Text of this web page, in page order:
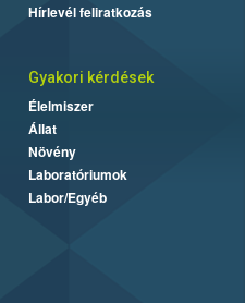
Hírlevél feliratkozás
Gyakori kérdések
Élelmiszer
Állat
Növény
Laboratóriumok
Labor/Egyéb